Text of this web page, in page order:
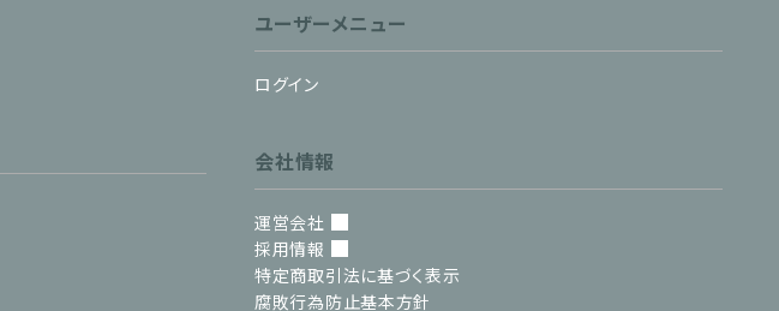
ユーザーメニュー
ログイン
会社情報
運営会社
採用情報
特定商取引法に基づく表示
腐敗行為防止基本方針